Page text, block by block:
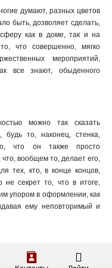
думают, разных цветов
быть, дозволяет сделать,
как в доме, так и на
что совершенно, мягко
мероприятий,
все знают, обыденного
можно так сказать
будь то, наконец, стенка,
что он также просто
вообщем то, делает его,
тех, кто, в конце концов,
не секрет то, что в итоге,
упором в оформлении, как
ему неповторимый и